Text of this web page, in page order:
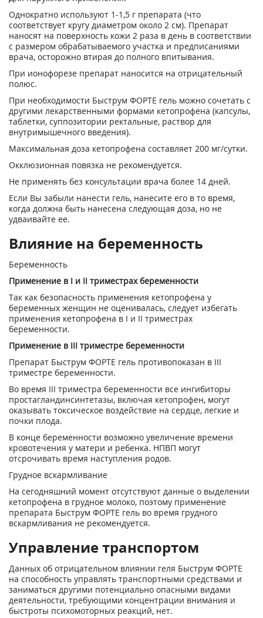
Однократно используют 1-1,5 г препарата (что
соответствует кругу диаметром около 2 см). Препарат
наносят на поверхность кожи 2 раза в день в соответствии
с размером обрабатываемого участка и предписаниями
врача, осторожно втирая до полного впитывания.
При ионофорезе препарат наносится на отрицательный
полюс.
При необходимости Быструм ФОРТЕ гель можно сочетать с
другими лекарственными формами кетопрофена (капсулы,
таблетки, суппозитории ректальные, раствор для
внутримышечного введения).
Максимальная доза кетопрофена составляет 200 мг/сутки.
Окклюзионная повязка не рекомендуется.
Не применять без консультации врача более 14 дней.
Если Вы забыли нанести гель, нанесите его в то время,
когда должна быть нанесена следующая доза, но не
удваивайте ее.
Влияние на беременность
Беременность
Применение в I и II триместрах беременности
Так как безопасность применения кетопрофена у
беременных женщин не оценивалась, следует избегать
применения кетопрофена в I и II триместрах
беременности.
Применение в III триместре беременности
Препарат Быструм ФОРТЕ гель противопоказан в III
триместре беременности.
Во время III триместра беременности все ингибиторы
простагландинсинтетазы, включая кетопрофен, могут
оказывать токсическое воздействие на сердце, легкие и
почки плода.
В конце беременности возможно увеличение времени
кровотечения у матери и ребенка. НПВП могут
отсрочивать время наступления родов.
Грудное вскармливание
На сегодняшний момент отсутствуют данные о выделении
кетопрофена в грудное молоко, поэтому применение
препарата Быструм ФОРТЕ гель во время грудного
вскармливания не рекомендуется.
Управление транспортом
Данных об отрицательном влиянии геля Быструм ФОРТЕ
на способность управлять транспортными средствами и
заниматься другими потенциально опасными видами
деятельности, требующими концентрации внимания и
быстроты психомоторных реакций, нет.